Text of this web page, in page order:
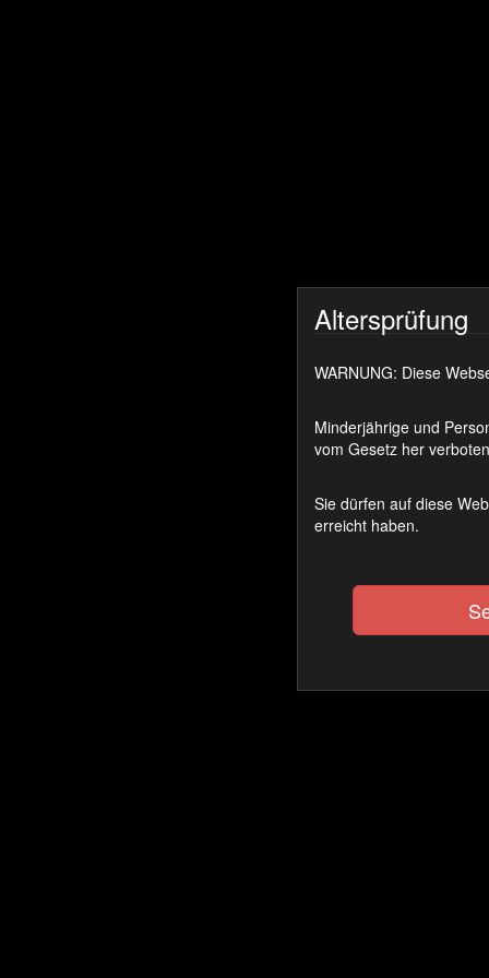
Altersprüfung
WARNUNG: Diese
Minderjährige und
vom Gesetz her
Sie dürfen auf diese
erreicht haben.